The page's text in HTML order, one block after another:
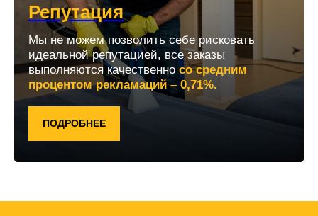
Репутация
Мы не можем позволить себе рисковать
идеальной репутацией, все заказы
выполняются качественно со средним
процентом рекламаций – 0,71%.
ПОДРОБНЕЕ